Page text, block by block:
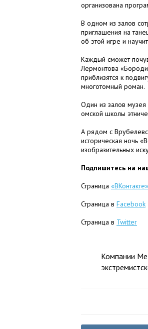
организована
В одном из залов
приглашения на
об этой игре и
Каждый сможет
Лермонтова
приблизятся к
многотомный роман.
Один из залов
омской школы
А рядом с
историческая ночь
изобразительных
Подпишитесь на
Страница «ВКонтакте»
Страница в Facebook
Страница в Twitter
Компании